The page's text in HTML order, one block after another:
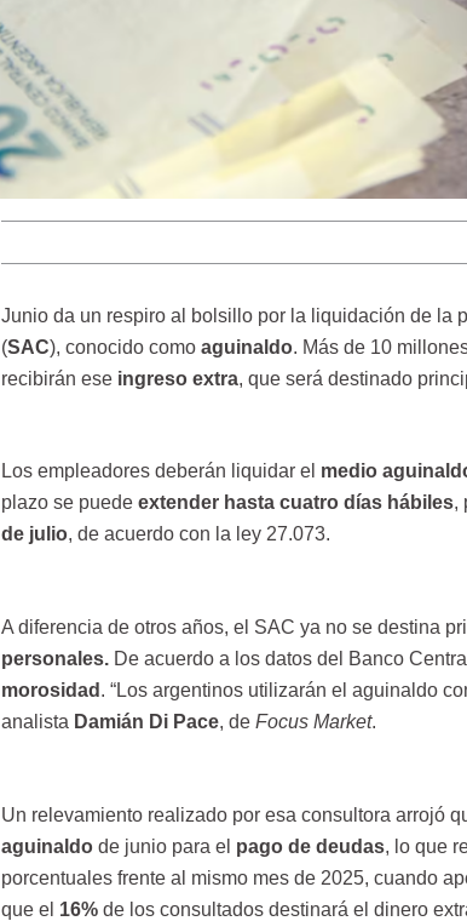
Junio da un respiro al bolsillo por la liquidación de la
(SAC), conocido comoaguinaldo. Más de 10
recibirán ese ingreso extra, que será destinado
Los empleadores deberán liquidar el medio
plazo se puede extender hasta cuatro días hábiles,
de julio, de acuerdo con la ley 27.073.
A diferencia de otros años, el SAC ya no se destina
personales.De acuerdo a los datos del Banco
morosidad . “Los argentinos utilizarán el aguinaldo
analista Damián Di Pace, de Focus Market.
Un relevamiento realizado por esa consultora arrojó
aguinaldo de junio para el pago de deudas, lo que
porcentuales frente al mismo mes de 2025, cuando
que el 16%de los consultados destinará el dinero